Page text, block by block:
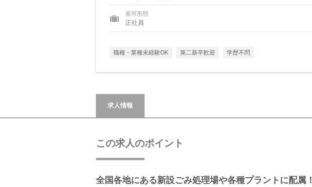
雇用形態
正社員
職種・業種未経験OK 第二新卒歓迎 学歴不問
求人情報
この求人のポイント
全国各地にある新設ごみ処理場や各種プラントに配属！